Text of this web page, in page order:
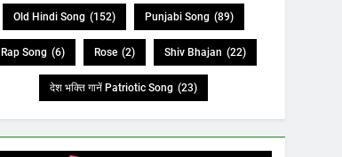
Old Hindi Song (152) Punjabi Song (89)
Rap Song (6) Rose (2) Shiv Bhajan (22)
देश भक्ति गानें Patriotic Song (23)